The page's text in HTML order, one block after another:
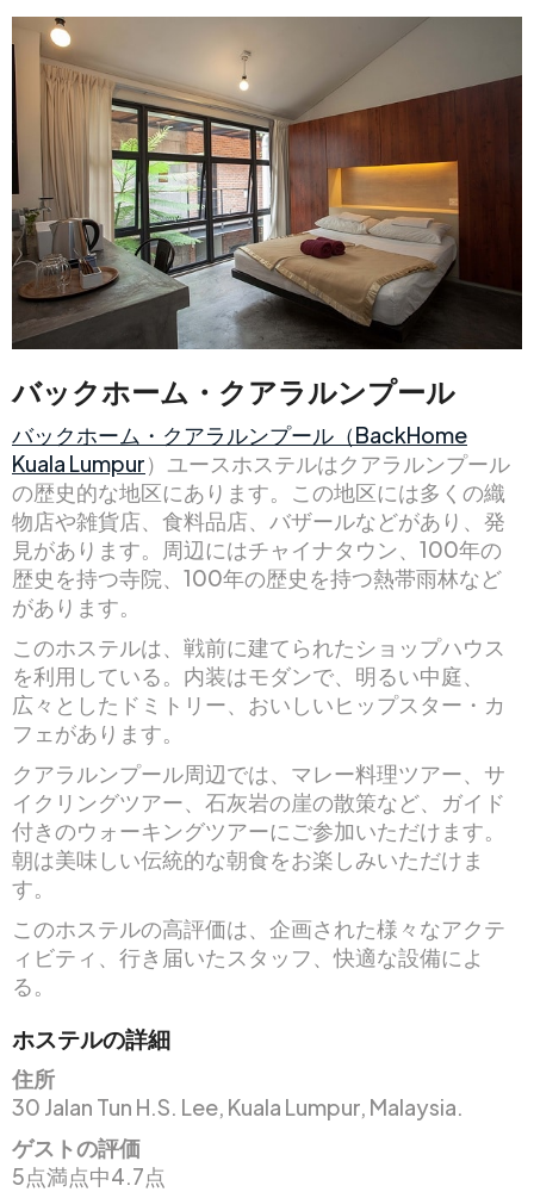
バックホーム・クアラルンプール
バックホーム・クアラルンプール（BackHome
Kuala Lumpur）ユースホステルはクアラルンプール
の歴史的な地区にあります。この地区には多くの織
物店や雑貨店、食料品店、バザールなどがあり、発
見があります。周辺にはチャイナタウン、100年の
歴史を持つ寺院、100年の歴史を持つ熱帯雨林など
があります。
このホステルは、戦前に建てられたショップハウス
を利用している。内装はモダンで、明るい中庭、
広々としたドミトリー、おいしいヒップスター・カ
フェがあります。
クアラルンプール周辺では、マレー料理ツアー、サ
イクリングツアー、石灰岩の崖の散策など、ガイド
付きのウォーキングツアーにご参加いただけます。
朝は美味しい伝統的な朝食をお楽しみいただけま
す。
このホステルの高評価は、企画された様々なアクテ
ィビティ、行き届いたスタッフ、快適な設備によ
る。
ホステルの詳細
住所
30 Jalan Tun H.S. Lee, Kuala Lumpur, Malaysia.
ゲストの評価
5点満点中4.7点